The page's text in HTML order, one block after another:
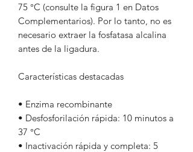
75 °C (consulte la figura 1 en Datos
Complementarios). Por lo tanto, no es
necesario extraer la fosfatasa alcalina
antes de la ligadura.
Características destacadas
• Enzima recombinante
• Desfosforilación rápida: 10 minutos a
37 °C
• Inactivación rápida y completa: 5